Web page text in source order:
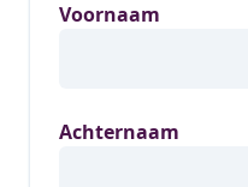
Voornaam
Achternaam